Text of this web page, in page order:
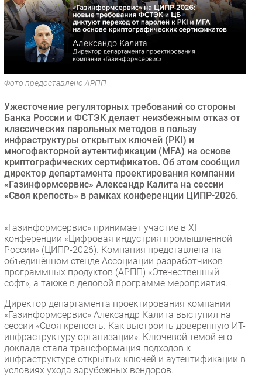
Безопасность
Инновации
CIO/Управление ИТ
Гаджеты
Здоровье
РАЗДЕЛЫ
Новости
Аналитика
Интервью
Мероприятия
Проекты
Тестовый стенд
Каталог компаний
Фото предоставлено АРПП
Ужесточение регуляторных требований со стороны
Банка России и ФСТЭК делает неизбежным отказ от
классических парольных методов в пользу
инфраструктуры открытых ключей (PKI) и
многофакторной аутентификации (MFA) на основе
криптографических сертификатов. Об этом сообщил
директор департамента проектирования компании
«Газинформсервис» Александр Калита на сессии
«Своя крепость» в рамках конференции ЦИПР-2026.
«Газинформсервис» принимает участие в XI
конференции «Цифровая индустрия промышленной
России» (ЦИПР-2026). Компания представлена на
объединённом стенде Ассоциации разработчиков
программных продуктов (АРПП) «Отечественный
софт», а также в деловой программе мероприятия.
Директор департамента проектирования компании
«Газинформсервис» Александр Калита выступил на
сессии «Своя крепость. Как выстроить доверенную ИТ-
инфраструктуру организации». Ключевой темой его
доклада стала трансформация подходов к
инфраструктуре открытых ключей и аутентификации в
условиях ухода зарубежных вендоров.